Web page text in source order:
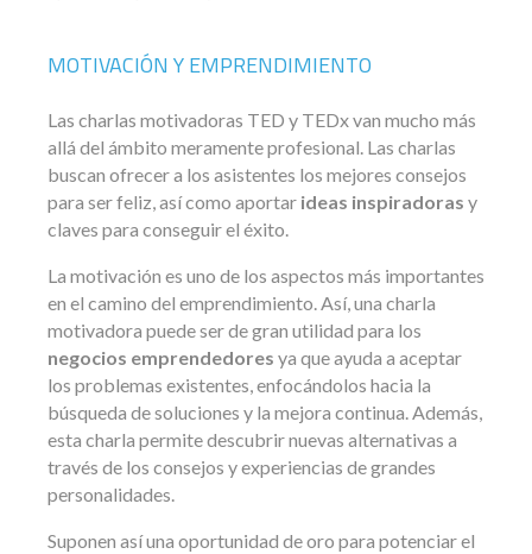
MOTIVACIÓN Y EMPRENDIMIENTO
Las charlas motivadoras TED y TEDx van mucho más
allá del ámbito meramente profesional. Las charlas
buscan ofrecer a los asistentes los mejores consejos
para ser feliz, así como aportar ideas inspiradoras y
claves para conseguir el éxito.
La motivación es uno de los aspectos más importantes
en el camino del emprendimiento. Así, una charla
motivadora puede ser de gran utilidad para los
negocios emprendedores ya que ayuda a aceptar
los problemas existentes, enfocándolos hacia la
búsqueda de soluciones y la mejora continua. Además,
esta charla permite descubrir nuevas alternativas a
través de los consejos y experiencias de grandes
personalidades.
Suponen así una oportunidad de oro para potenciar el